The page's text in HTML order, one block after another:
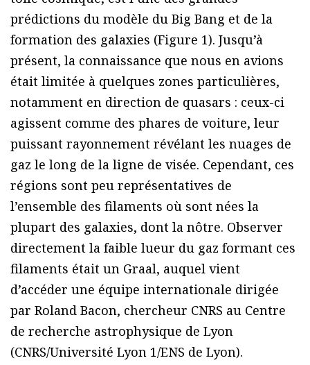
prédictions du modèle du Big Bang et de la
formation des galaxies (Figure 1). Jusqu’à
présent, la connaissance que nous en avions
était limitée à quelques zones particulières,
notamment en direction de quasars : ceux-ci
agissent comme des phares de voiture, leur
puissant rayonnement révélant les nuages de
gaz le long de la ligne de visée. Cependant, ces
régions sont peu représentatives de
l’ensemble des filaments où sont nées la
plupart des galaxies, dont la nôtre. Observer
directement la faible lueur du gaz formant ces
filaments était un Graal, auquel vient
d’accéder une équipe internationale dirigée
par Roland Bacon, chercheur CNRS au Centre
de recherche astrophysique de Lyon
(CNRS/Université Lyon 1/ENS de Lyon).